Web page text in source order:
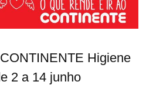
Higiene
2 a 14 junho